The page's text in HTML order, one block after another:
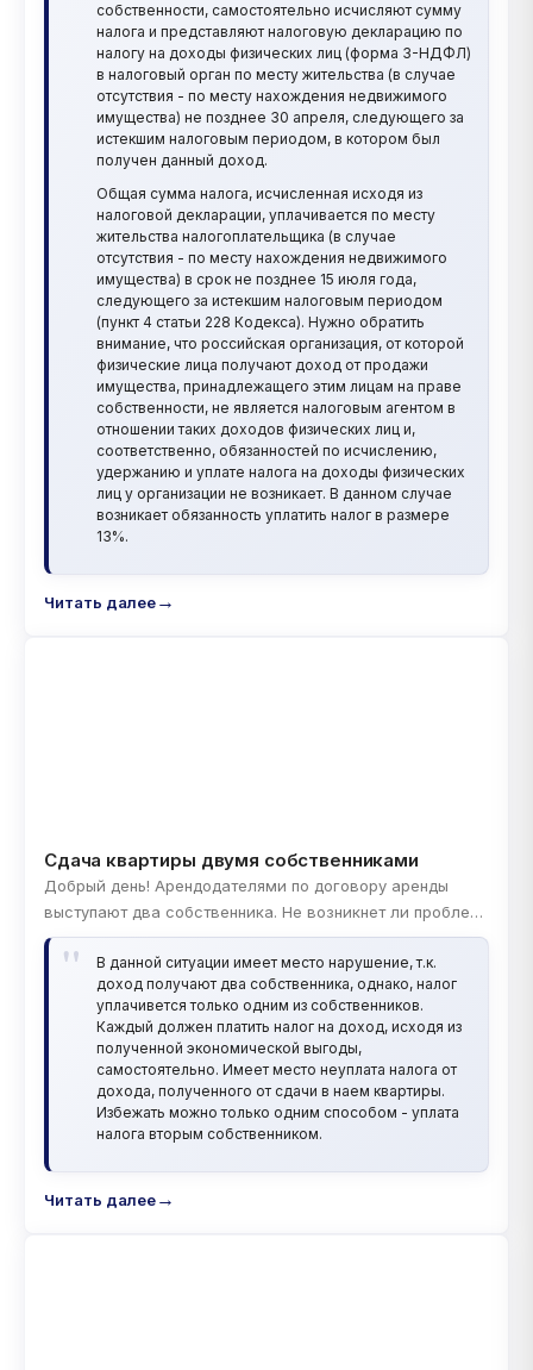
собственности, самостоятельно исчисляют сумму
налога и представляют налоговую декларацию по
налогу на доходы физических лиц (форма 3-НДФЛ)
в налоговый орган по месту жительства (в случае
отсутствия - по месту нахождения недвижимого
имущества) не позднее 30 апреля, следующего за
истекшим налоговым периодом, в котором был
получен данный доход.
Общая сумма налога, исчисленная исходя из
налоговой декларации, уплачивается по месту
жительства налогоплательщика (в случае
отсутствия - по месту нахождения недвижимого
имущества) в срок не позднее 15 июля года,
следующего за истекшим налоговым периодом
(пункт 4 статьи 228 Кодекса). Нужно обратить
внимание, что российская организация, от которой
физические лица получают доход от продажи
имущества, принадлежащего этим лицам на праве
собственности, не является налоговым агентом в
отношении таких доходов физических лиц и,
соответственно, обязанностей по исчислению,
удержанию и уплате налога на доходы физических
лиц у организации не возникает. В данном случае
возникает обязанность уплатить налог в размере
13%.
Читать далее
Сдача квартиры двумя собственниками
Добрый день! Арендодателями по договору аренды
выступают два собственника. Не возникнет ли проблем,
штрафных санкций для второго собственника, если ИП
открывает только один собственник, который и будет
платить все налоги, а квартиру по договору сдают два
человека? Если есть угроза штрафных санкций, то каких
их избежать? (договор изменить нельзя). Заранее
спасибо за помощь и отдельная благодарность за Ваш
полезный ресурс!. Сева
В данной ситуации имеет место нарушение, т.к.
доход получают два собственника, однако, налог
уплачивется только одним из собственников.
Каждый должен платить налог на доход, исходя из
полученной экономической выгоды,
самостоятельно. Имеет место неуплата налога от
дохода, полученного от сдачи в наем квартиры.
Избежать можно только одним способом - уплата
налога вторым собственником.
Читать далее